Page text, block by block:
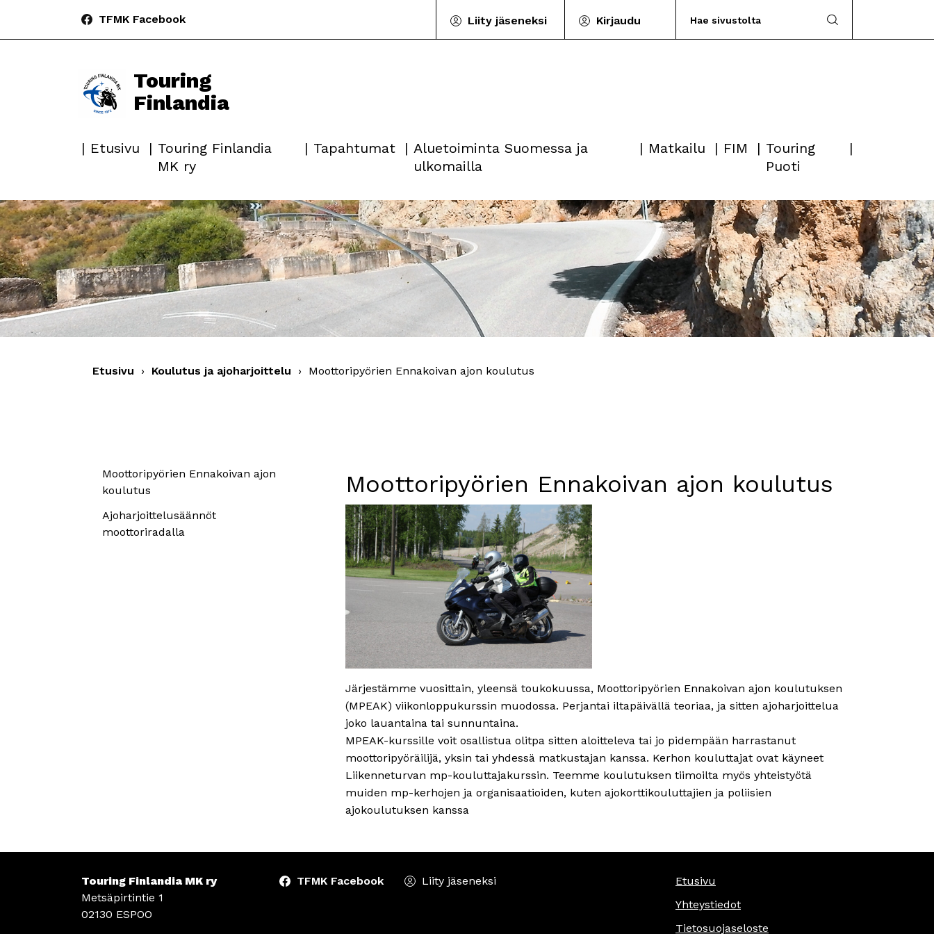
Touring
Finlandia
TFMK Facebook Liity jäseneksi Kirjaudu
Etusivu
Touring Finlandia
MK ry
Tapahtumat
Aluetoiminta Suomessa ja
ulkomailla
Matkailu FIM
Touring
Puoti
Etusivu › Koulutus ja ajoharjoittelu › Moottoripyörien Ennakoivan ajon koulutus
Moottoripyörien Ennakoivan ajon
koulutus
Ajoharjoittelusäännöt
moottoriradalla
Moottoripyörien Ennakoivan ajon koulutus
Järjestämme vuosittain, yleensä toukokuussa, Moottoripyörien Ennakoivan ajon koulutuksen
(MPEAK) viikonloppukurssin muodossa. Perjantai iltapäivällä teoriaa, ja sitten ajoharjoittelua
joko lauantaina tai sunnuntaina.
MPEAK-kurssille voit osallistua olitpa sitten aloitteleva tai jo pidempään harrastanut
moottoripyöräilijä, yksin tai yhdessä matkustajan kanssa. Kerhon kouluttajat ovat käyneet
Liikenneturvan mp-kouluttajakurssin. Teemme koulutuksen tiimoilta myös yhteistyötä
muiden mp-kerhojen ja organisaatioiden, kuten ajokorttikouluttajien ja poliisien
ajokoulutuksen kanssa
Touring Finlandia MK ry
Metsäpirtintie 1
02130 ESPOO
TFMK Facebook Liity jäseneksi
Etusivu
Yhteystiedot
Tietosuojaseloste